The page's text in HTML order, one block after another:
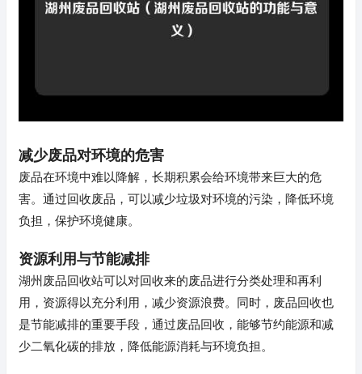
减少废品对环境的危害
废品在环境中难以降解，长期积累会给环境带来巨大的危
害。通过回收废品，可以减少垃圾对环境的污染，降低环境
负担，保护环境健康。
资源利用与节能减排
湖州废品回收站可以对回收来的废品进行分类处理和再利
用，资源得以充分利用，减少资源浪费。同时，废品回收也
是节能减排的重要手段，通过废品回收，能够节约能源和减
少二氧化碳的排放，降低能源消耗与环境负担。